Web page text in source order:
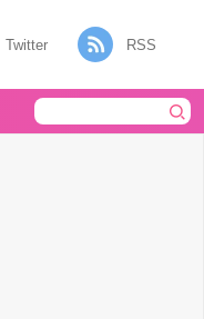
Twitter RSS